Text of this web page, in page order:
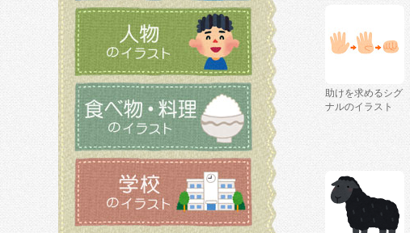
助けを求めるシグ
ナルのイラスト